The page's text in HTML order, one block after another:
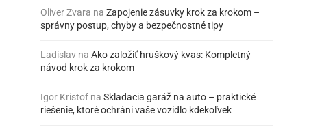
Oliver Zvara na Zapojenie zásuvky krok za krokom –
správny postup, chyby a bezpečnostné tipy
Ladislav na Ako založiť hruškový kvas: Kompletný
návod krok za krokom
Igor Kristof na Skladacia garáž na auto – praktické
riešenie, ktoré ochráni vaše vozidlo kdekoľvek